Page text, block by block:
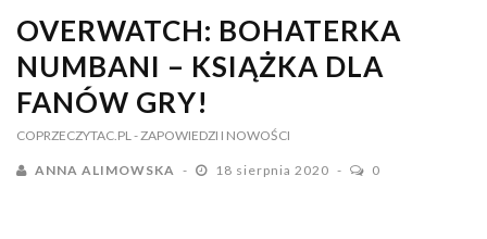
OVERWATCH: BOHATERKA
NUMBANI – KSIĄŻKA DLA
FANÓW GRY!
COPRZECZYTAC.PL - ZAPOWIEDZI I NOWOŚCI
ANNA ALIMOWSKA 18 sierpnia 2020 0